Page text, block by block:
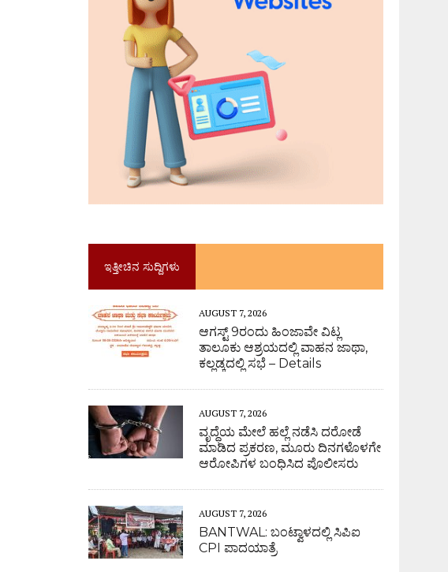
ಇತ್ತೀಚಿನ ಸುದ್ದಿಗಳು
AUGUST 7, 2026
ಆಗಸ್ಟ್ 9ರಂದು ಹಿಂಜಾವೇ ವಿಟ್ಲ
ತಾಲೂಕು ಆಶ್ರಯದಲ್ಲಿ ವಾಹನ ಜಾಥಾ,
ಕಲ್ಲಡ್ಕದಲ್ಲಿ ಸಭೆ – Details
AUGUST 7, 2026
ವೃದ್ಧೆಯ ಮೇಲೆ ಹಲ್ಲೆ ನಡೆಸಿ ದರೋಡೆ
ಮಾಡಿದ ಪ್ರಕರಣ, ಮೂರು ದಿನಗಳೊಳಗೇ
ಆರೋಪಿಗಳ ಬಂಧಿಸಿದ ಪೊಲೀಸರು
AUGUST 7, 2026
BANTWAL: ಬಂಟ್ವಾಳದಲ್ಲಿ ಸಿಪಿಐ
CPI ಪಾದಯಾತ್ರೆ